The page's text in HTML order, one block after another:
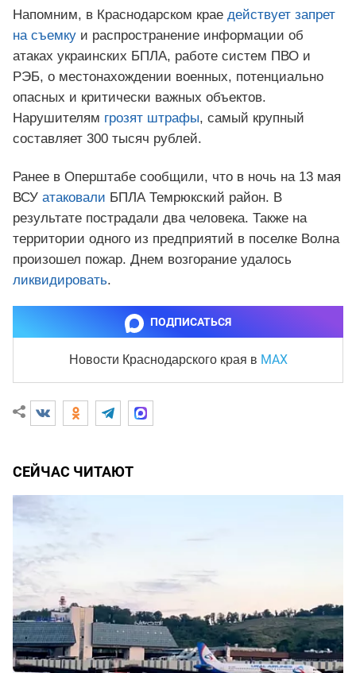
Напомним, в Краснодарском крае действует запрет
на съемку и распространение информации об
атаках украинских БПЛА, работе систем ПВО и
РЭБ, о местонахождении военных, потенциально
опасных и критически важных объектов.
Нарушителям грозят штрафы, самый крупный
составляет 300 тысяч рублей.
Ранее в Оперштабе сообщили, что в ночь на 13 мая
ВСУ атаковали БПЛА Темрюкский район. В
результате пострадали два человека. Также на
территории одного из предприятий в поселке Волна
произошел пожар. Днем возгорание удалось
ликвидировать.
ПОДПИСАТЬСЯ
Новости Краснодарского края в MAX
СЕЙЧАС ЧИТАЮТ